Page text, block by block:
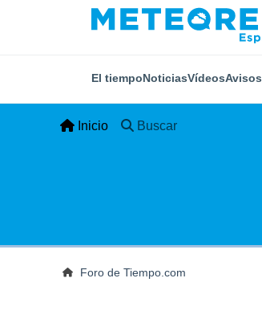
El tiempoNoticiasVídeosAvisos
Inicio Buscar
Foro de Tiempo.com